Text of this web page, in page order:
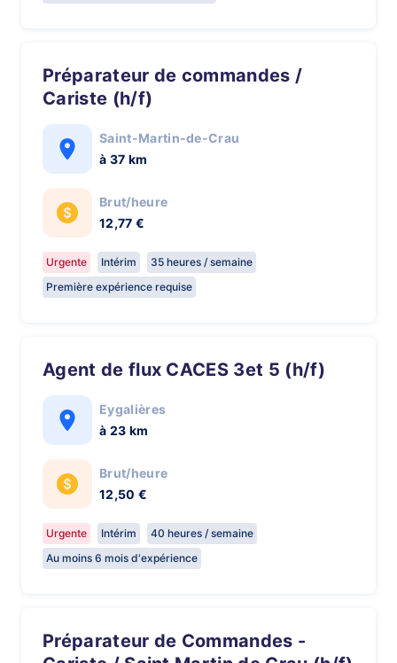
Préparateur de commandes /
Cariste (h/f)
Saint-Martin-de-Crau
à 37 km
Brut/heure
12,77 €
Urgente Intérim
35 heures / semaine
Première expérience requise
Agent de flux CACES 3et 5 (h/f)
Eygalières
à 23 km
Brut/heure
12,50 €
Urgente Intérim
40 heures / semaine
Au moins 6 mois d'expérience
Préparateur de Commandes -